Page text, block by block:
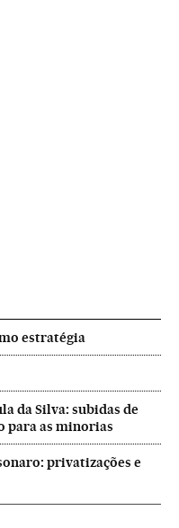
estratégia
da Silva: subidas de
para as minorias
privatizações e